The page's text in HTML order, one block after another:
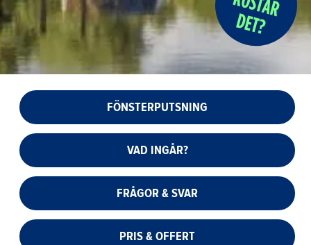
FÖNSTERPUTSNING
VAD INGÅR?
FRÅGOR & SVAR
PRIS & OFFERT